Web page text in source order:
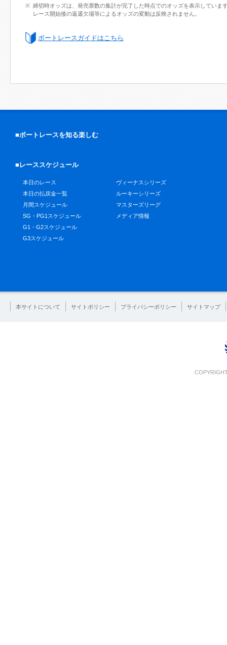
締切時オッズは、発売票数の集計が完了した時点でのオッズを表示していま
レース開始後の返還欠場等によるオッズの変動は反映されません。
ボートレースガイドはこちら
■ボートレースを知る楽しむ
■レーススケジュール
本日のレース
本日の払戻金一覧
月間スケジュール
SG・PG1スケジュール
G1・G2スケジュール
G3スケジュール
ヴィーナスシリーズ
ルーキーシリーズ
マスターズリーグ
メディア情報
本サイトについて サイトポリシー プライバシーポリシー サイトマップ